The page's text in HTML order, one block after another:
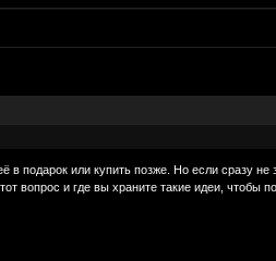
подарок или купить позже. Но если сразу
вопрос и где вы храните такие идеи, чтобы